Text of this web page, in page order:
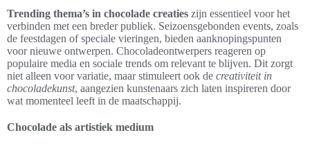
Trending thema’s in chocolade creaties zijn essentieel voor het
verbinden met een breder publiek. Seizoensgebonden events, zoals
de feestdagen of speciale vieringen, bieden aanknopingspunten
voor nieuwe ontwerpen. Chocoladeontwerpers reageren op
populaire media en sociale trends om relevant te blijven. Dit zorgt
niet alleen voor variatie, maar stimuleert ook de creativiteit in
chocoladekunst, aangezien kunstenaars zich laten inspireren door
wat momenteel leeft in de maatschappij.
Chocolade als artistiek medium